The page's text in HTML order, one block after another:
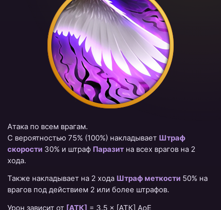
Атака по всем врагам.
С вероятностью 75% (100%) накладывает Штраф
скорости 30% и штраф Паразит на всех врагов на 2
хода.
Также накладывает на 2 хода Штраф меткости 50% на
врагов под действием 2 или более штрафов.
Урон зависит от [АТК] = 3.5 × [АТК] AoE